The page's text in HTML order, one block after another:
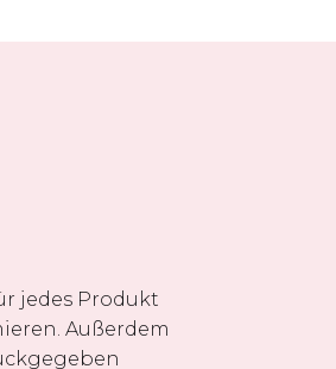
jedes Produkt
Außerdem